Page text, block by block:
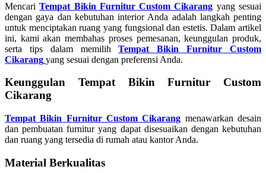
MencariTempat Bikin Furnitur Custom Cikarang yang sesuai
dengan gaya dan kebutuhan interior Anda adalah langkah penting
untuk menciptakan ruang yang fungsional dan estetis. Dalam artikel
ini, kami akan membahas proses pemesanan, keunggulan produk,
serta tips dalam memilihTempat Bikin Furnitur Custom
Cikarang yang sesuai dengan preferensi Anda.
Keunggulan Tempat Bikin Furnitur Custom
Cikarang
Tempat Bikin Furnitur Custom Cikarang menawarkan desain
dan pembuatan furnitur yang dapat disesuaikan dengan kebutuhan
dan ruang yang tersedia di rumah atau kantor Anda.
Material Berkualitas